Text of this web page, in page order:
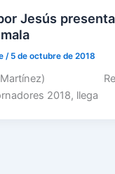
Jesús
/ 5 de octubre de 2018
Martínez)
2018, llega